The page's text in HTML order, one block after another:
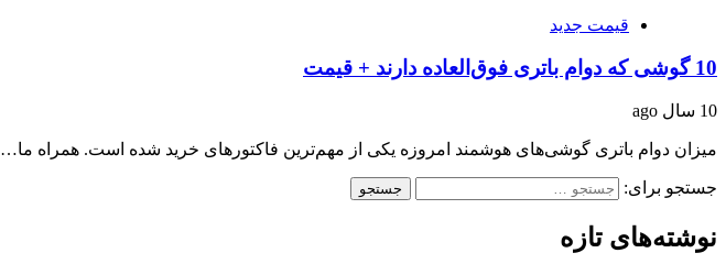
قیمت جدید
10 گوشی که دوام باتری فوق‌العاده دارند + قیمت
10 سال ago
میزان دوام باتری گوشی‌های هوشمند امروزه یکی از مهم‌ترین فاکتورهای خرید شده است. همراه ما…
جستجو برای:
نوشته‌های تازه